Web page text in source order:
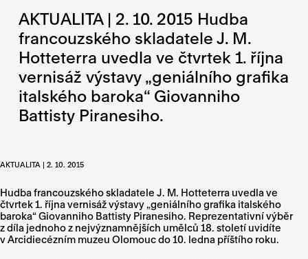
AKTUALITA | 2. 10. 2015 Hudba
francouzského skladatele J. M.
Hotteterra uvedla ve čtvrtek 1. října
vernisáž výstavy „geniálního grafika
italského baroka“ Giovanniho
Battisty Piranesiho.
AKTUALITA | 2. 10. 2015
Hudba francouzského skladatele J. M. Hotteterra uvedla ve
čtvrtek 1. října vernisáž výstavy „geniálního grafika italského
baroka“ Giovanniho Battisty Piranesiho. Reprezentativní výběr
z díla jednoho z nejvýznamnějších umělců 18. století uvidíte
v Arcidiecézním muzeu Olomouc do 10. ledna příštího roku.